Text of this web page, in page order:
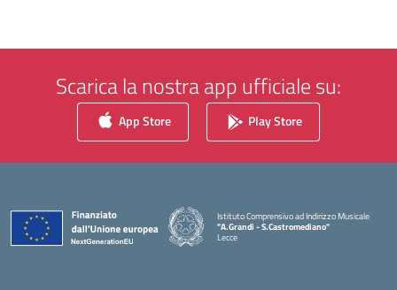
Scarica la nostra app ufficiale su:
App Store Play Store
Istituto Comprensivo ad Indirizzo Musicale
"A.Grandi - S.Castromediano"
Lecce